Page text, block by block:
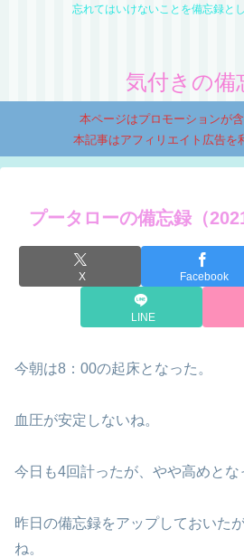
忘れてはいけないことを備忘録と
気付きの備
本ページはプロモーションが含
本記事はアフィリエイト広告を
プータローの備忘録（
X Facebook
LINE
今朝は8：00の起床となった。
血圧が安定しないね。
今日も4回計ったが、やや高めとな
昨日の備忘録をアップしておいた
ね。